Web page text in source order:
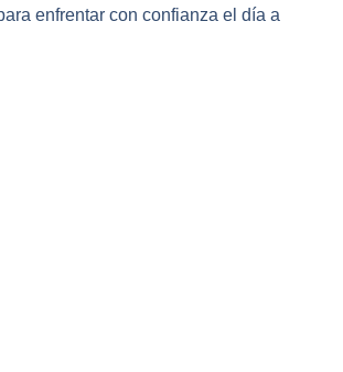
enfrentar con confianza el día a